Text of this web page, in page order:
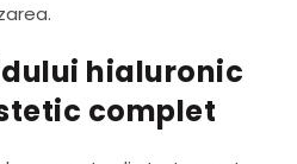
hialuronic
complet